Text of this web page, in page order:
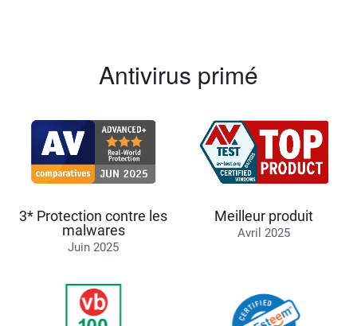
Antivirus primé
3* Protection contre les
malwares
Juin 2025
Meilleur produit
Avril 2025